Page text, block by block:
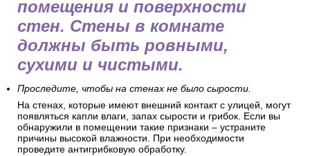
помещения и поверхности
стен. Стены в комнате
должны быть ровными,
сухими и чистыми.
Проследите, чтобы на стенах не было сырости.
На стенах, которые имеют внешний контакт с улицей, могут
появляться капли влаги, запах сырости и грибок. Если вы
обнаружили в помещении такие признаки – устраните
причины высокой влажности. При необходимости
проведите антигрибковую обработку.